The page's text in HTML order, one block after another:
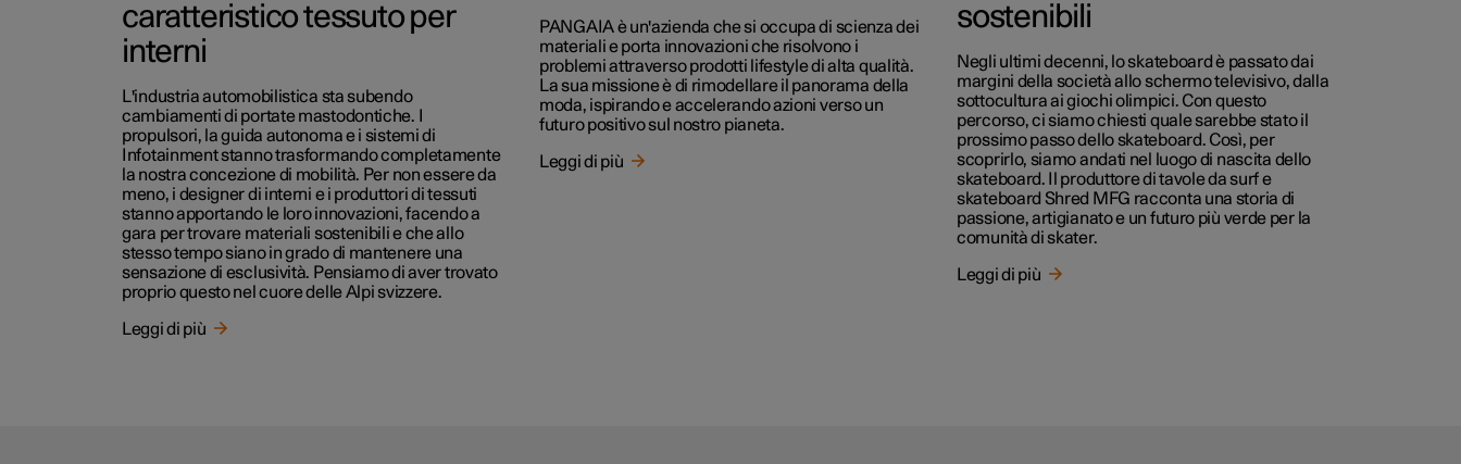
caratteristico tessuto per
interni
L'industria automobilistica sta subendo
cambiamenti di portate mastodontiche. I
propulsori, la guida autonoma e i sistemi di
Infotainment stanno trasformando completamente
la nostra concezione di mobilità. Per non essere da
meno, i designer di interni e i produttori di tessuti
stanno apportando le loro innovazioni, facendo a
gara per trovare materiali sostenibili e che allo
stesso tempo siano in grado di mantenere una
sensazione di esclusività. Pensiamo di aver trovato
proprio questo nel cuore delle Alpi svizzere.
Leggi di più
PANGAIA è un'azienda che si occupa di scienza dei
materiali e porta innovazioni che risolvono i
problemi attraverso prodotti lifestyle di alta qualità.
La sua missione è di rimodellare il panorama della
moda, ispirando e accelerando azioni verso un
futuro positivo sul nostro pianeta.
Leggi di più
sostenibili
Negli ultimi decenni, lo skateboard è passato dai
margini della società allo schermo televisivo, dalla
sottocultura ai giochi olimpici. Con questo
percorso, ci siamo chiesti quale sarebbe stato il
prossimo passo dello skateboard. Così, per
scoprirlo, siamo andati nel luogo di nascita dello
skateboard. Il produttore di tavole da surf e
skateboard Shred MFG racconta una storia di
passione, artigianato e un futuro più verde per la
comunità di skater.
Leggi di più